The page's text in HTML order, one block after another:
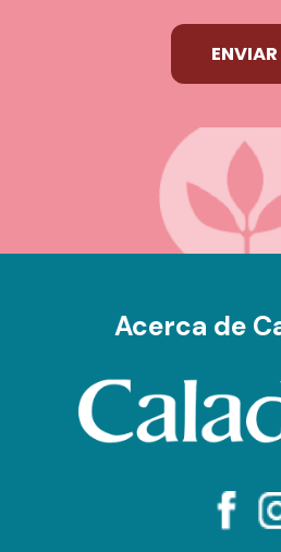
ENVIAR
Acerca de